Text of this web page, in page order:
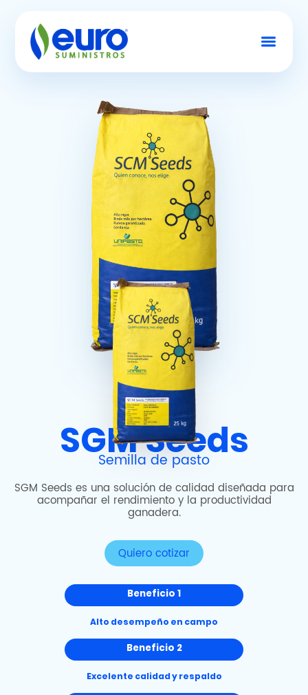
Productos
Contacto
SGM Seeds
Semilla de pasto
SGM Seeds es una solución de calidad diseñada para
acompañar el rendimiento y la productividad
ganadera.
Quiero cotizar
Beneficio 1
Alto desempeño en campo
Beneficio 2
Excelente calidad y respaldo